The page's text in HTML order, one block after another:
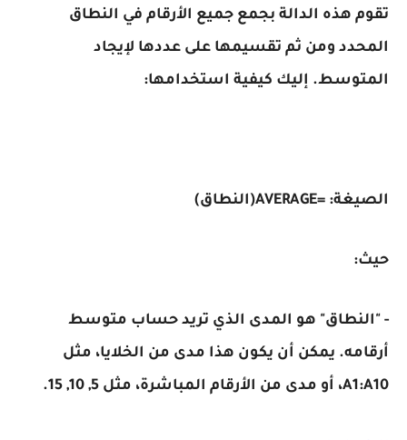
تقوم هذه الدالة بجمع جميع الأرقام في النطاق
المحدد ومن ثم تقسيمها على عددها لإيجاد
المتوسط. إليك كيفية استخدامها:
الصيغة: =AVERAGE(النطاق)
حيث:
- "النطاق" هو المدى الذي تريد حساب متوسط ​​
أرقامه. يمكن أن يكون هذا مدى من الخلايا، مثل
A1:A10، أو مدى من الأرقام المباشرة، مثل 5, 10, 15.